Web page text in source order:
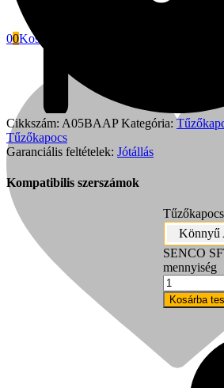
Fini Betta
00Kosár
Cikkszám: A05BAAP Kategória:
Tűzőkapocs
Garanciális feltételek: Jótállás
Kompatibilis szerszámok
Könnyű
SENCO
mennyiség
Kosárba